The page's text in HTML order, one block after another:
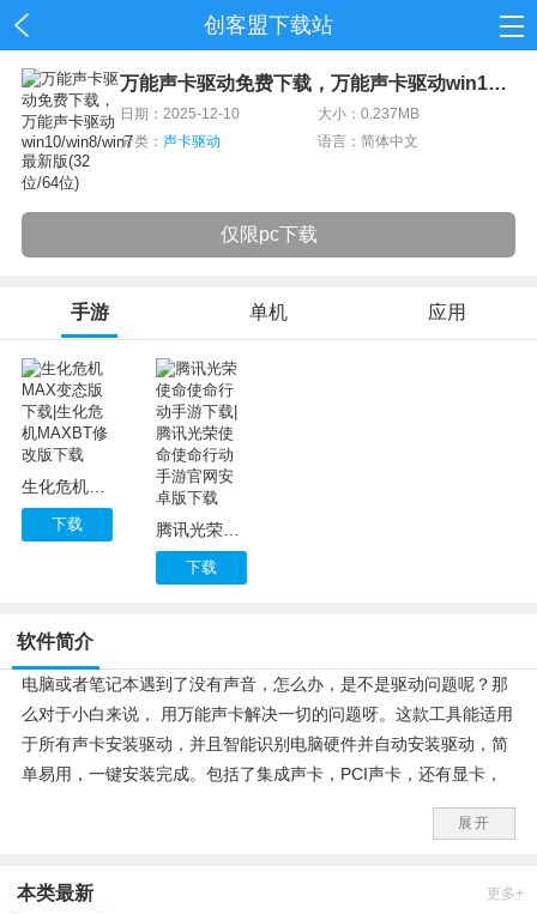
创客盟下载站
首页 万能声卡驱动免费下载，万能声卡驱动win10/win8/win7最新版(32位/64位)
日期：2025-12-10
大小：0.237MB
分类： 声卡驱动 语言：简体中文
仅限pc下载
手游 单机 应用
生化危机MAX变态版下载|生化危机MAXBT修改版下载
下载 腾讯光荣使命使命行动手游下载|腾讯光荣使命使命行动手游官网安卓版下载
下载
软件简介
电脑或者笔记本遇到了没有声音，怎么办，是不是驱动问题呢？那
么对于小白来说， 用万能声卡解决一切的问题呀。这款工具能适用
于所有声卡安装驱动，并且智能识别电脑硬件并自动安装驱动，简
单易用，一键安装完成。包括了集成声卡，PCI声卡，还有显卡，
声卡，周边设置驱动。支持32位、64位的win7、win8和win10操作
展开
本类最新 更多+